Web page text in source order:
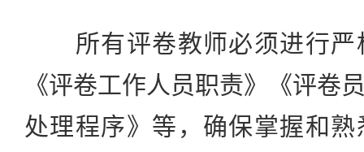
所有评卷教师必须进行严
《评卷工作人员职责》《评卷
处理程序》等，确保掌握和